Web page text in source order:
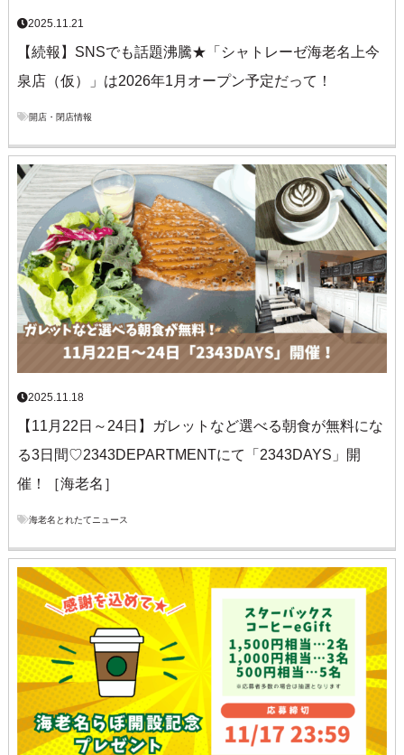
2025.11.21
【続報】SNSでも話題沸騰★「シャトレーゼ海老名上今
泉店（仮）」は2026年1月オープン予定だって！
開店・閉店情報
2025.11.18
【11月22日～24日】ガレットなど選べる朝食が無料にな
る3日間♡2343DEPARTMENTにて「2343DAYS」開
催！［海老名］
海老名とれたてニュース